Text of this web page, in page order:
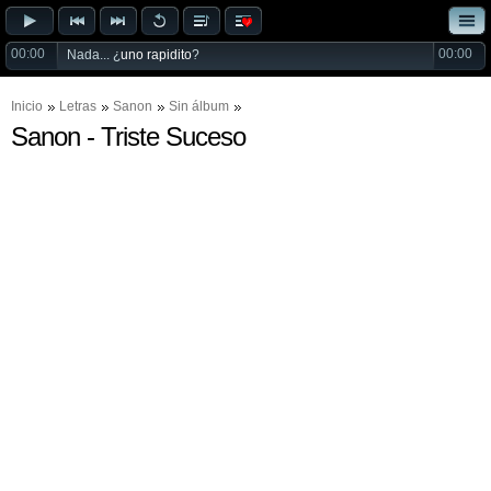
00:00 Nada... ¿uno rapidito? 00:00
Inicio Letras Sanon Sin álbum
Sanon - Triste Suceso